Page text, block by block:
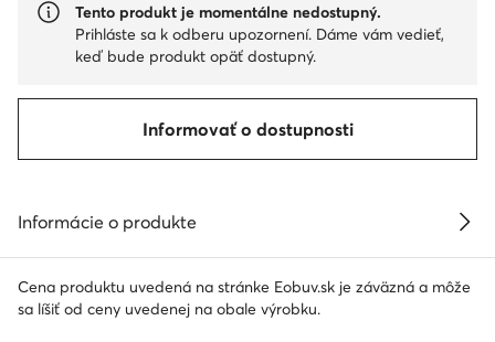
Tento produkt je momentálne nedostupný.
Prihláste sa k odberu upozornení. Dáme vám vedieť,
keď bude produkt opäť dostupný.
Informovať o dostupnosti
Informácie o produkte
Cena produktu uvedená na stránke Eobuv.sk je záväzná a môže
sa líšiť od ceny uvedenej na obale výrobku.